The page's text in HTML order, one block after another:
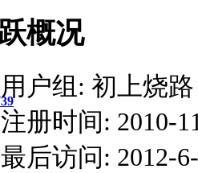
概况
用户组: 初上烧路
注册时间: 2010-
最后访问: 2012-